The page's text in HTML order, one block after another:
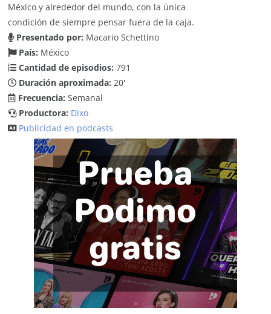
México y alrededor del mundo, con la única
condición de siempre pensar fuera de la caja.
Presentado por: Macario Schettino
País: México
Cantidad de episodios: 791
Duración aproximada: 20'
Frecuencia: Semanal
Productora: Dixo
Publicidad en podcasts